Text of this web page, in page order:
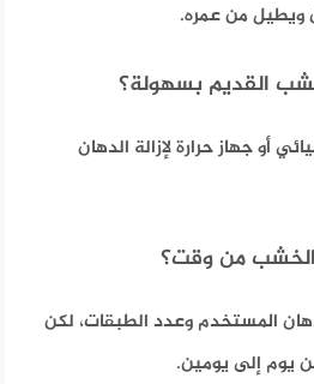
ويطيل من عمره.
أو جهاز حرارة لإزالة الدهان
المستخدم وعدد الطبقات، لكن
يوم إلى يومين.